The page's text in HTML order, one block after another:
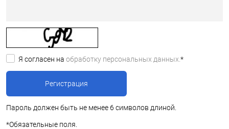
Я согласен на обработку персональных данных. *
Пароль должен быть не менее 6 символов длиной.
*Обязательные поля.